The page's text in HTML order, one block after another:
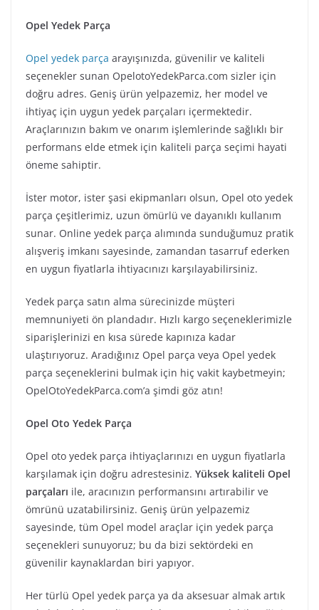
Opel Yedek Parça
Opel yedek parça arayışınızda, güvenilir ve kaliteli
seçenekler sunan OpelotoYedekParca.com sizler için
doğru adres. Geniş ürün yelpazemiz, her model ve
ihtiyaç için uygun yedek parçaları içermektedir.
Araçlarınızın bakım ve onarım işlemlerinde sağlıklı bir
performans elde etmek için kaliteli parça seçimi hayati
öneme sahiptir.
İster motor, ister şasi ekipmanları olsun, Opel oto yedek
parça çeşitlerimiz, uzun ömürlü ve dayanıklı kullanım
sunar. Online yedek parça alımında sunduğumuz pratik
alışveriş imkanı sayesinde, zamandan tasarruf ederken
en uygun fiyatlarla ihtiyacınızı karşılayabilirsiniz.
Yedek parça satın alma sürecinizde müşteri
memnuniyeti ön plandadır. Hızlı kargo seçeneklerimizle
siparişlerinizi en kısa sürede kapınıza kadar
ulaştırıyoruz. Aradığınız Opel parça veya Opel yedek
parça seçeneklerini bulmak için hiç vakit kaybetmeyin;
OpelOtoYedekParca.com’a şimdi göz atın!
Opel Oto Yedek Parça
Opel oto yedek parça ihtiyaçlarınızı en uygun fiyatlarla
karşılamak için doğru adrestesiniz. Yüksek kaliteli Opel
parçaları ile, aracınızın performansını artırabilir ve
ömrünü uzatabilirsiniz. Geniş ürün yelpazemiz
sayesinde, tüm Opel model araçlar için yedek parça
seçenekleri sunuyoruz; bu da bizi sektördeki en
güvenilir kaynaklardan biri yapıyor.
Her türlü Opel yedek parça ya da aksesuar almak artık